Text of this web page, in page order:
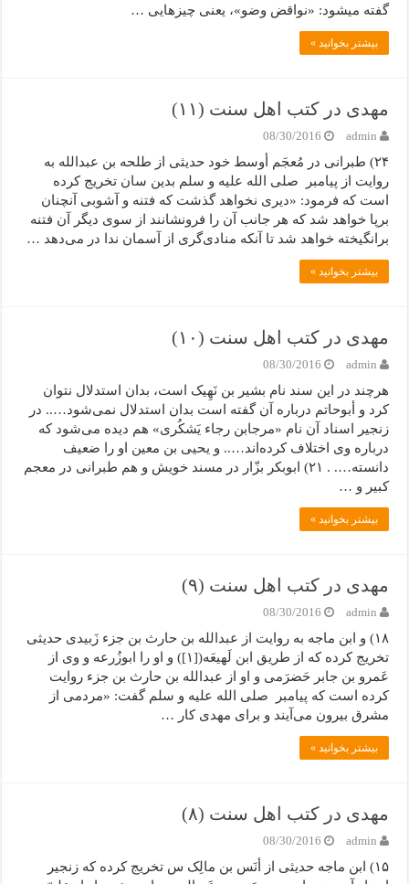
گفته میشود: «نواقض وضو»، یعنی چیزهایی …
بیشتر بخوانید »
مهدی در کتب اهل سنت (۱۱)
admin
08/30/2016
۲۴) طبرانی در مُعجَم أوسط خود حدیثی از طلحه بن عبدالله به
روایت از پیامبر صلی الله علیه و سلم بدین سان تخریج کرده
است که فرمود: «دیری نخواهد گذشت که فتنه و آشوبی آنچنان
برپا خواهد شد که هر جانب آن را فرونشانند از سوی دیگر آن فتنه
برانگیخته خواهد شد تا آنکه منادی‌گری از آسمان ندا در می‌دهد …
بیشتر بخوانید »
مهدی در کتب اهل سنت (۱۰)
admin
08/30/2016
هرچند در این سند نام بشیر بن نَهِیک است، بدان استدلال نتوان
کرد و أبوحاتم درباره آن گفته است بدان استدلال نمی‌شود….. در
زنجیر اسناد آن نام «مرجابن رجاء یَشکُری» هم دیده می‌شود که
درباره وی اختلاف کرده‌اند….. و یحیی بن معین او را ضعیف
دانسته…. . ۲۱) ابوبکر بزّار در مسند خویش و هم طبرانی در معجم
کبیر و …
بیشتر بخوانید »
مهدی در کتب اهل سنت (۹)
admin
08/30/2016
۱۸) و ابن ماجه به روایت از عبدالله بن حارث بن جزء زَبیدی حدیثی
تخریج کرده که از طریق ابن لَهیعَه([۱]) و او را ابوزُرعه و وی از
عَمرو بن جابر حَضرَمی و او از عبدالله بن حارث بن جزء روایت
کرده است که پیامبر صلی الله علیه و سلم گفت: «مردمی از
مشرق بیرون می‌آیند و برای مهدی کار …
بیشتر بخوانید »
مهدی در کتب اهل سنت (۸)
admin
08/30/2016
۱۵) ابن ماجه حدیثی از أنَس بن مالِک س تخریج کرده که زنجیر